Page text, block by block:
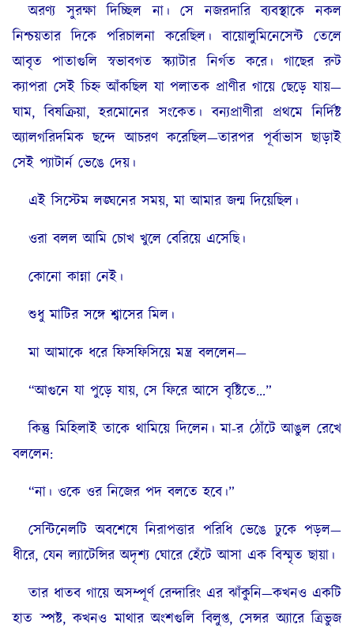
অরণ্য সুরক্ষা দিচ্ছিল না। সে নজরদারি ব্যবস্থাকে নকল
নিশ্চয়তার দিকে পরিচালনা করেছিল। বায়োলুমিনেসেন্ট তেলে
আবৃত পাতাগুলি স্বভাবগত স্ক্যাটার নির্গত করে। গাছের রুট
ক্যাপরা সেই চিহ্ন আঁকছিল যা পলাতক প্রাণীর গায়ে ছেড়ে যায়—
ঘাম, বিষক্রিয়া, হরমোনের সংকেত। বন্যপ্রাণীরা প্রথমে নির্দিষ্ট
অ্যালগরিদমিক ছন্দে আচরণ করেছিল—তারপর পূর্বাভাস ছাড়াই
সেই প্যাটার্ন ভেঙে দেয়।
এই সিস্টেম লঙ্ঘনের সময়, মা আমার জন্ম দিয়েছিল।
ওরা বলল আমি চোখ খুলে বেরিয়ে এসেছি।
কোনো কান্না নেই।
শুধু মাটির সঙ্গে শ্বাসের মিল।
মা আমাকে ধরে ফিসফিসিয়ে মন্ত্র বললেন—
“আগুনে যা পুড়ে যায়, সে ফিরে আসে বৃষ্টিতে…”
কিন্তু মিহিলাই তাকে থামিয়ে দিলেন। মা-র ঠোঁটে আঙুল রেখে
বললেন:
“না। ওকে ওর নিজের পদ বলতে হবে।”
সেন্টিনেলটি অবশেষে নিরাপত্তার পরিধি ভেঙে ঢুকে পড়ল—
ধীরে, যেন ল্যাটেন্সির অদৃশ্য ঘোরে হেঁটে আসা এক বিস্মৃত ছায়া।
তার ধাতব গায়ে অসম্পূর্ণ রেন্দারিং এর ঝাঁকুনি—কখনও একটি
হাত স্পষ্ট, কখনও মাথার অংশগুলি বিলুপ্ত, সেন্সর অ্যারে ত্রিভুজ